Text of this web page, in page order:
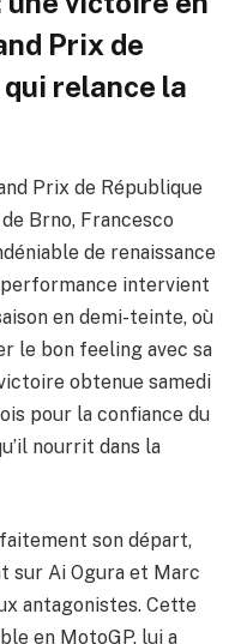
Prix de
relance la
Prix de République
Brno, Francesco
de renaissance
performance intervient
en demi-teinte, où
le bon feeling avec sa
obtenue samedi
pour la confiance du
nourrit dans la
son départ,
sur Ai Ogura et Marc
antagonistes. Cette
en MotoGP, lui a